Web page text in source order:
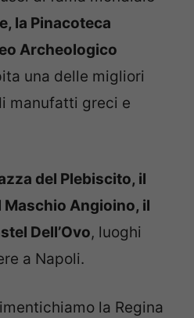
la Pinacoteca
Archeologico
una delle migliori
manufatti greci e
del Plebiscito, il
Maschio Angioino, il
Dell’Ovo, luoghi
a Napoli.
la Regina